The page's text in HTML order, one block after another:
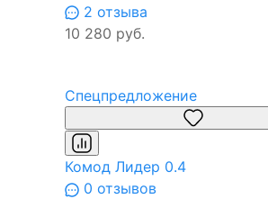
2 отзыва
10 280 руб.
Спецпредложение
Комод Лидер 0.4
0 отзывов